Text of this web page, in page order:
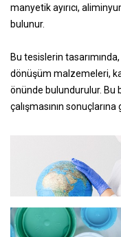
manyetik ayırıcı,
bulunur.
Bu tesislerin
dönüşüm malzemeleri,
önünde bulundurulur. Bu
çalışmasının